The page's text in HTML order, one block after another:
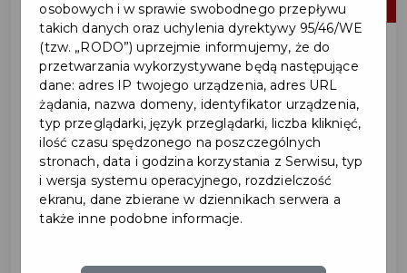
osobowych i w sprawie swobodnego przepływu
takich danych oraz uchylenia dyrektywy 95/46/WE
(tzw. „RODO”) uprzejmie informujemy, że do
przetwarzania wykorzystywane będą następujące
dane: adres IP twojego urządzenia, adres URL
żądania, nazwa domeny, identyfikator urządzenia,
typ przeglądarki, język przeglądarki, liczba kliknięć,
ilość czasu spędzonego na poszczególnych
stronach, data i godzina korzystania z Serwisu, typ
i wersja systemu operacyjnego, rozdzielczość
ekranu, dane zbierane w dziennikach serwera a
także inne podobne informacje.